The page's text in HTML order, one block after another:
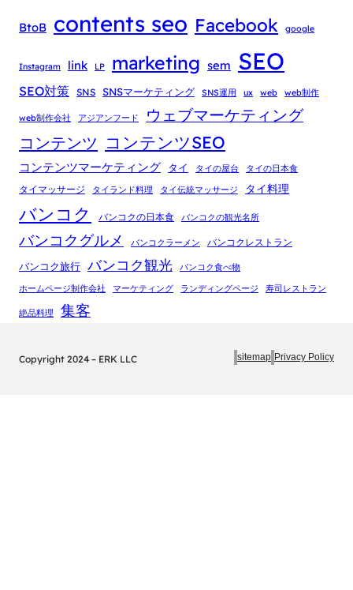
BtoB contents seo Facebook google
Instagram link LP marketing sem SEO
SEO対策 SNS SNSマーケティング SNS運用 ux web web制作
web制作会社 アジアンフード
ウェブマーケティング
コンテンツ コンテンツSEO
コンテンツマーケティング タイ タイの屋台 タイの日本食
タイマッサージ タイランド料理 タイ伝統マッサージ タイ料理
バンコク バンコクの日本食 バンコクの観光名所
バンコクグルメ バンコクラーメン バンコクレストラン
バンコク旅行 バンコク観光
バンコク食べ物
ホームページ制作会社
マーケティング ランディングページ 寿司レストラン
絶品料理 集客
Copyright 2024 – ERK LLC sitemap Privacy Policy